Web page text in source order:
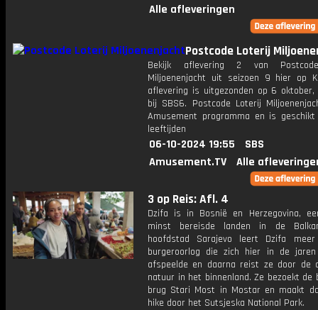
Alle afleveringen
Postcode Loterij
Bekijk aflevering 2 van
Miljoenenjacht uit seizoen 9 hier op
aflevering is uitgezonden op 6 oktober,
bij SBS6. Postcode Loterij
Amusement programma en is
leeftijden
06-10-2024 19:55
SBS
Amusement.TV
Alle
3 op Reis: Afl. 4
Dzifa is in Bosnië en Herzegovina,
minst bereisde landen in de
hoofdstad Sarajevo leert Dzifa
burgeroorlog die zich hier in de jaren
afspeelde en daarna reist ze door de
natuur in het binnenland. Ze bezoekt de
brug Stari Most in Mostar en maakt
hike door het Sutsjeska National Park.